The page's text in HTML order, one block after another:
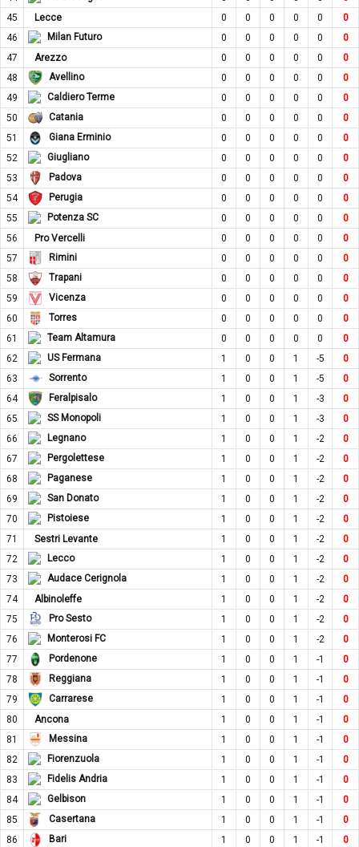
45
Lecce 0 0 0 0 0
0
46
Milan Futuro 0 0 0 0 0
0
47
Arezzo 0 0 0 0 0
0
48
Avellino 0 0 0 0 0
0
49
Caldiero Terme 0 0 0 0 0
0
50
Catania 0 0 0 0 0
0
51
Giana Erminio 0 0 0 0 0
0
52
Giugliano 0 0 0 0 0
0
53
Padova 0 0 0 0 0
0
54
Perugia 0 0 0 0 0
0
55
Potenza SC 0 0 0 0 0
0
56
Pro Vercelli 0 0 0 0 0
0
57
Rimini 0 0 0 0 0
0
58
Trapani 0 0 0 0 0
0
59
Vicenza 0 0 0 0 0
0
60
Torres 0 0 0 0 0
0
61
Team Altamura 0 0 0 0 0
0
62
US Fermana 1 0 0 1 -5
0
63
Sorrento 1 0 0 1 -5
0
64
Feralpisalo 1 0 0 1 -3
0
65
SS Monopoli 1 0 0 1 -3
0
66
Legnano 1 0 0 1 -2
0
67
Pergolettese 1 0 0 1 -2
0
68
Paganese 1 0 0 1 -2
0
69
San Donato 1 0 0 1 -2
0
70
Pistoiese 1 0 0 1 -2
0
71
Sestri Levante 1 0 0 1 -2
0
72
Lecco 1 0 0 1 -2
0
73
Audace Cerignola 1 0 0 1 -2
0
74
Albinoleffe 1 0 0 1 -2
0
75
Pro Sesto 1 0 0 1 -2
0
76
Monterosi FC 1 0 0 1 -2
0
77
Pordenone 1 0 0 1 -1
0
78
Reggiana 1 0 0 1 -1
0
79
Carrarese 1 0 0 1 -1
0
80
Ancona 1 0 0 1 -1
0
81
Messina 1 0 0 1 -1
0
82
Fiorenzuola 1 0 0 1 -1
0
83
Fidelis Andria 1 0 0 1 -1
0
84
Gelbison 1 0 0 1 -1
0
85
Casertana 1 0 0 1 -1
0
86
Bari 1 0 0 1 -1 0